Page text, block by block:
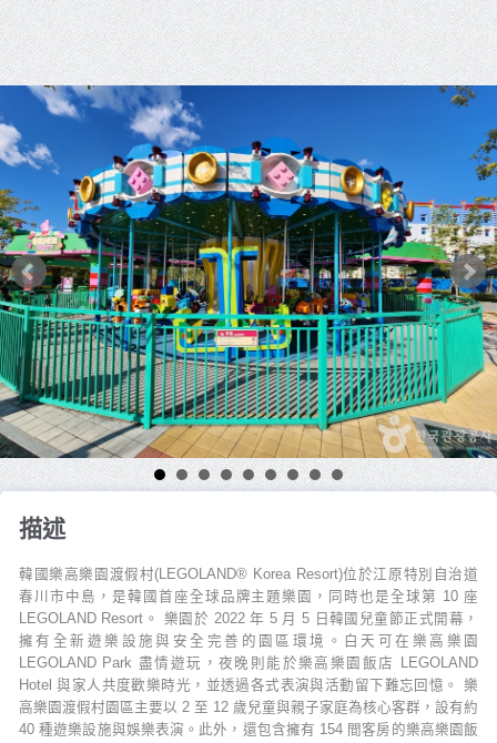
描述
韓國樂高樂園渡假村(LEGOLAND® Korea Resort)位於江原特別自治道
春川市中島，是韓國首座全球品牌主題樂園，同時也是全球第 10 座
LEGOLAND Resort。 樂園於 2022 年 5 月 5 日韓國兒童節正式開幕，
擁有全新遊樂設施與安全完善的園區環境。白天可在樂高樂園
LEGOLAND Park 盡情遊玩，夜晚則能於樂高樂園飯店 LEGOLAND
Hotel 與家人共度歡樂時光，並透過各式表演與活動留下難忘回憶。 樂
高樂園渡假村園區主要以 2 至 12 歲兒童與親子家庭為核心客群，設有約
40 種遊樂設施與娛樂表演。此外，還包含擁有 154 間客房的樂高樂園飯